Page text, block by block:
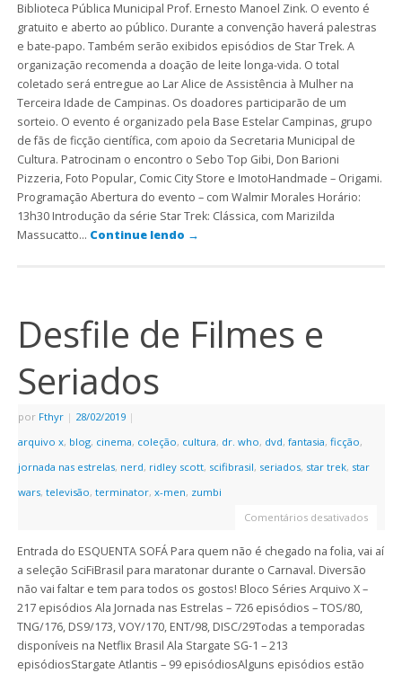
Biblioteca Pública Municipal Prof. Ernesto Manoel Zink. O evento é
gratuito e aberto ao público. Durante a convenção haverá palestras
e bate-papo. Também serão exibidos episódios de Star Trek. A
organização recomenda a doação de leite longa-vida. O total
coletado será entregue ao Lar Alice de Assistência à Mulher na
Terceira Idade de Campinas. Os doadores participarão de um
sorteio. O evento é organizado pela Base Estelar Campinas, grupo
de fãs de ficção científica, com apoio da Secretaria Municipal de
Cultura. Patrocinam o encontro o Sebo Top Gibi, Don Barioni
Pizzeria, Foto Popular, Comic City Store e ImotoHandmade – Origami.
Programação Abertura do evento – com Walmir Morales Horário:
13h30 Introdução da série Star Trek: Clássica, com Marizilda
Massucatto… Continue lendo →
Desfile de Filmes e
Seriados
por Fthyr | 28/02/2019 |
arquivo x, blog, cinema, coleção, cultura, dr. who, dvd, fantasia, ficção,
jornada nas estrelas, nerd, ridley scott, scifibrasil, seriados, star trek, star
wars, televisão, terminator, x-men, zumbi
Comentários desativados
Entrada do ESQUENTA SOFÁ Para quem não é chegado na folia, vai aí
a seleção SciFiBrasil para maratonar durante o Carnaval. Diversão
não vai faltar e tem para todos os gostos! Bloco Séries Arquivo X –
217 episódios Ala Jornada nas Estrelas – 726 episódios – TOS/80,
TNG/176, DS9/173, VOY/170, ENT/98, DISC/29Todas a temporadas
disponíveis na Netflix Brasil Ala Stargate SG-1 – 213
episódiosStargate Atlantis – 99 episódiosAlguns episódios estão